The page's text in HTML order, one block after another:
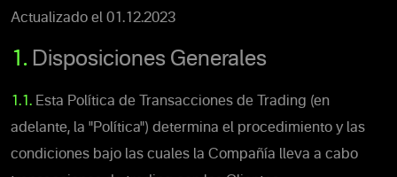
Actualizado el 01.12.2023
1. Disposiciones Generales
1.1. Esta Política de Transacciones de Trading (en
adelante, la "Política") determina el procedimiento y las
condiciones bajo las cuales la Compañía lleva a cabo